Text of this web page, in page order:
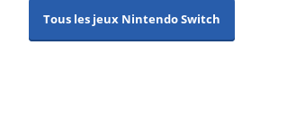
Tous les jeux Nintendo Switch